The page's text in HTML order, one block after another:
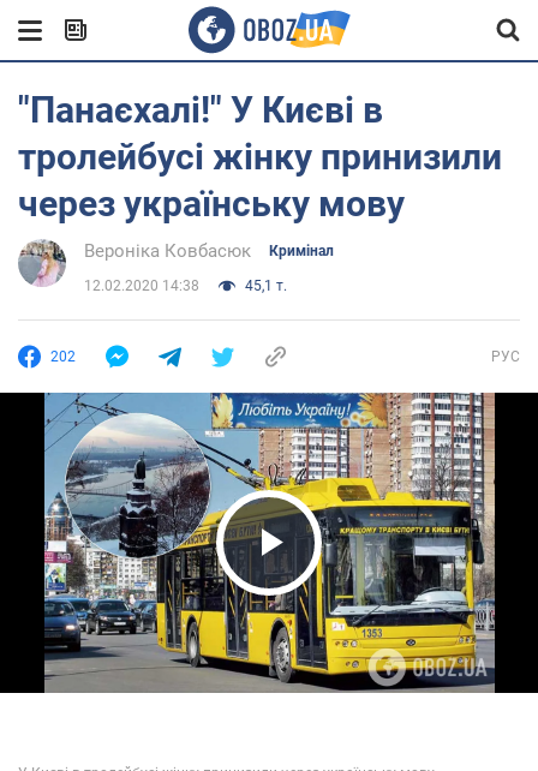
"Панаєхалі!" У Києві в
тролейбусі жінку принизили
через українську мову
Вероніка Ковбасюк Кримінал
12.02.2020 14:38 45,1 т.
202 РУС
Play Video